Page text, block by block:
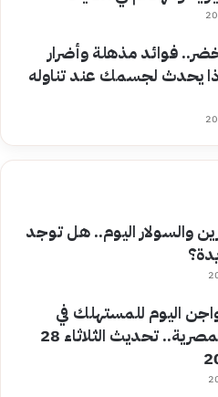
فوائد مذهلة وأضرار
يحدث لجسمك عند تناوله
والسولار اليوم.. هل توجد
اليوم للمستهلك في
الأسواق المصرية.. تحديث الثلاثاء 28